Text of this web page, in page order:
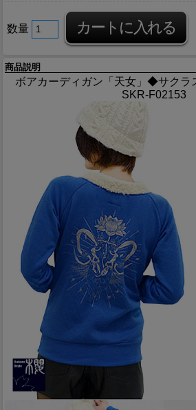
数量
商品説明
ボアカーディガン「天女」◆サクラ
SKR-F02153